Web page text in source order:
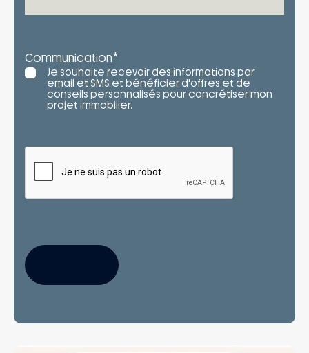
Communication*
Je souhaite recevoir des informations par
email et SMS et bénéficier d'offres et de
conseils personnalisés pour concrétiser mon
projet immobilier.